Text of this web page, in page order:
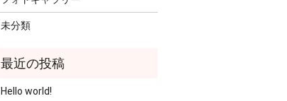
未分類
Hello world!